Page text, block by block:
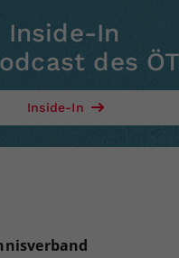
Inside-In
des
Inside-In